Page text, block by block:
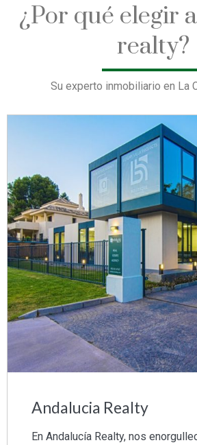
¿Por qué elegir
realty?
Su experto inmobiliario en La
Andalucia Realty
En Andalucía Realty, nos